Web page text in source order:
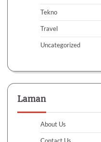
Tekno
Travel
Uncategorized
Laman
About Us
Contact Us